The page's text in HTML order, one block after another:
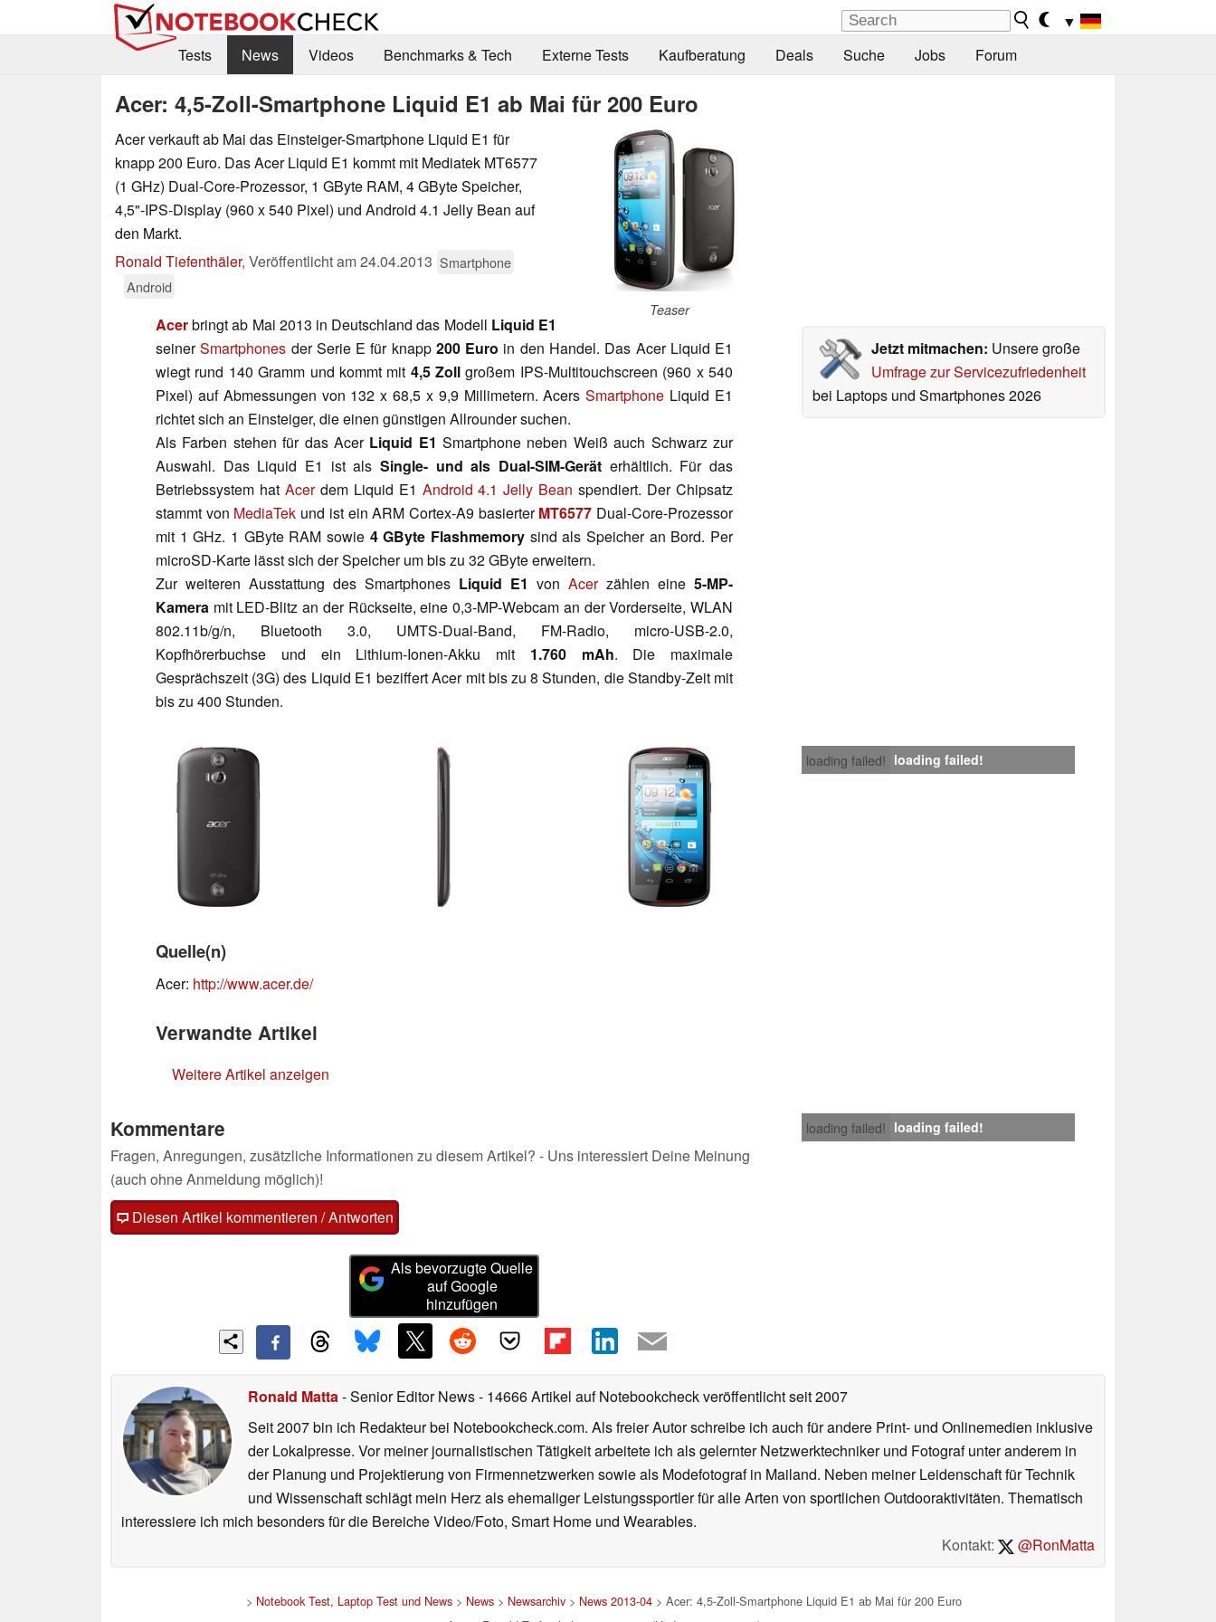
▼
Tests
News Videos Benchmarks & Tech Externe Tests Kaufberatung Deals Suche Jobs Forum
Acer: 4,5-Zoll-Smartphone Liquid E1 ab Mai für 200 Euro
Teaser
Acer verkauft ab Mai das Einsteiger-Smartphone Liquid E1 für
knapp 200 Euro. Das Acer Liquid E1 kommt mit Mediatek MT6577
(1 GHz) Dual-Core-Prozessor, 1 GByte RAM, 4 GByte Speicher,
4,5"-IPS-Display (960 x 540 Pixel) und Android 4.1 Jelly Bean auf
den Markt.
Ronald Tiefenthäler, Veröffentlicht am24.04.2013 Smartphone
Android
Jetzt mitmachen: Unsere große
Umfrage zur Servicezufriedenheit
bei Laptops und Smartphones 2026
Acerbringt ab Mai 2013 in Deutschland das Modell Liquid E1
seinerSmartphones der Serie E für knapp 200 Euro in den Handel. Das Acer Liquid E1
wiegt rund 140 Gramm und kommt mit 4,5 Zoll großem IPS-Multitouchscreen (960 x 540
Pixel) auf Abmessungen von 132 x 68,5 x 9,9 Millimetern. AcersSmartphone Liquid E1
richtet sich an Einsteiger, die einen günstigen Allrounder suchen.
Als Farben stehen für das AcerLiquid E1 Smartphone neben Weiß auch Schwarz zur
Auswahl. Das Liquid E1 ist als Single- und als Dual-SIM-Gerät erhältlich. Für das
Betriebssystem hat Acerdem Liquid E1 Android 4.1 Jelly Bean spendiert. Der Chipsatz
stammt von MediaTek und ist ein ARM Cortex-A9 basierterMT6577 Dual-Core-Prozessor
mit 1 GHz. 1 GByte RAM sowie 4 GByte Flashmemory sind als Speicher an Bord. Per
microSD-Karte lässt sich der Speicher um bis zu 32 GByte erweitern.
Zur weiteren Ausstattung des Smartphones Liquid E1 von Acerzählen eine 5-MP-
Kamera mit LED-Blitz an der Rückseite, eine 0,3-MP-Webcam an der Vorderseite, WLAN
802.11b/g/n, Bluetooth 3.0, UMTS-Dual-Band, FM-Radio, micro-USB-2.0,
Kopfhörerbuchse und ein Lithium-Ionen-Akku mit 1.760 mAh. Die maximale
Gesprächszeit (3G) des Liquid E1 beziffert Acer mit bis zu 8 Stunden, die Standby-Zeit mit
bis zu 400 Stunden.
loading failed! loading failed!
Quelle(n)
Acer: http://www.acer.de/
Verwandte Artikel
Weitere Artikel anzeigen
loading failed! loading failed!
Kommentare
Fragen, Anregungen, zusätzliche Informationen zu diesem Artikel? - Uns interessiert Deine Meinung
(auch ohne Anmeldung möglich)!
Diesen Artikel kommentieren / Antworten
Als bevorzugte Quelle
auf Google
hinzufügen
Ronald Matta- Senior Editor News- 14666 Artikel auf Notebookcheck veröffentlichtseit 2007
Seit 2007 bin ich Redakteur bei Notebookcheck.com. Als freier Autor schreibe ich auch für andere Print- und Onlinemedien inklusive
der Lokalpresse. Vor meiner journalistischen Tätigkeit arbeitete ich als gelernter Netzwerktechniker und Fotograf unter anderem in
der Planung und Projektierung von Firmennetzwerken sowie als Modefotograf in Mailand. Neben meiner Leidenschaft für Technik
und Wissenschaft schlägt mein Herz als ehemaliger Leistungssportler für alle Arten von sportlichen Outdooraktivitäten. Thematisch
interessiere ich mich besonders für die Bereiche Video/Foto, Smart Home und Wearables.
Kontakt:
@RonMatta
> Notebook Test, Laptop Test und News> News> Newsarchiv> News 2013-04> Acer: 4,5-Zoll-Smartphone Liquid E1 ab Mai für 200 Euro